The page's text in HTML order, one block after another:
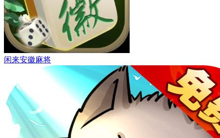
闲来安徽麻将